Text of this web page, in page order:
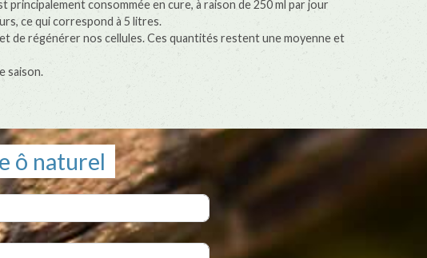
consommée en cure, à raison de 250 ml par jour
ce qui correspond à 5 litres.
de régénérer nos cellules. Ces quantités restent une moyenne et
saison.
ô naturel